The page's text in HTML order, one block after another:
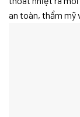
an toàn, thẩm mỹ